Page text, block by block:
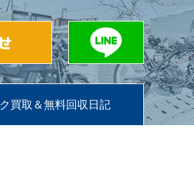
買取＆無料回収日記